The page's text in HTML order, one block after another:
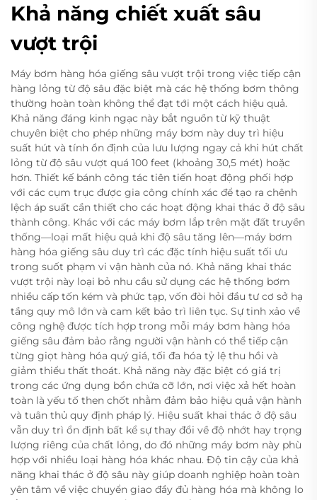
Khả năng chiết xuất sâu
vượt trội
Máy bơm hàng hóa giếng sâu vượt trội trong việc tiếp cận
hàng lỏng từ độ sâu đặc biệt mà các hệ thống bơm thông
thường hoàn toàn không thể đạt tới một cách hiệu quả.
Khả năng đáng kinh ngạc này bắt nguồn từ kỹ thuật
chuyên biệt cho phép những máy bơm này duy trì hiệu
suất hút và tính ổn định của lưu lượng ngay cả khi hút chất
lỏng từ độ sâu vượt quá 100 feet (khoảng 30,5 mét) hoặc
hơn. Thiết kế bánh công tác tiên tiến hoạt động phối hợp
với các cụm trục được gia công chính xác để tạo ra chênh
lệch áp suất cần thiết cho các hoạt động khai thác ở độ sâu
thành công. Khác với các máy bơm lắp trên mặt đất truyền
thống—loại mất hiệu quả khi độ sâu tăng lên—máy bơm
hàng hóa giếng sâu duy trì các đặc tính hiệu suất tối ưu
trong suốt phạm vi vận hành của nó. Khả năng khai thác
vượt trội này loại bỏ nhu cầu sử dụng các hệ thống bơm
nhiều cấp tốn kém và phức tạp, vốn đòi hỏi đầu tư cơ sở hạ
tầng quy mô lớn và cam kết bảo trì liên tục. Sự tinh xảo về
công nghệ được tích hợp trong mỗi máy bơm hàng hóa
giếng sâu đảm bảo rằng người vận hành có thể tiếp cận
từng giọt hàng hóa quý giá, tối đa hóa tỷ lệ thu hồi và
giảm thiểu thất thoát. Khả năng này đặc biệt có giá trị
trong các ứng dụng bồn chứa cỡ lớn, nơi việc xả hết hoàn
toàn là yếu tố then chốt nhằm đảm bảo hiệu quả vận hành
và tuân thủ quy định pháp lý. Hiệu suất khai thác ở độ sâu
vẫn duy trì ổn định bất kể sự thay đổi về độ nhớt hay trọng
lượng riêng của chất lỏng, do đó những máy bơm này phù
hợp với nhiều loại hàng hóa khác nhau. Độ tin cậy của khả
năng khai thác ở độ sâu này giúp doanh nghiệp hoàn toàn
yên tâm về việc chuyển giao đầy đủ hàng hóa mà không lo